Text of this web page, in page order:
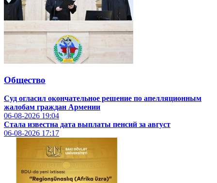
Общество
Суд огласил окончательное решение по апелляционным
жалобам граждан Армении
06-08-2026 19:04
Стала известна дата выплаты пенсий за август
06-08-2026 17:17